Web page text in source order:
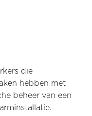
die
hebben met
beheer van een